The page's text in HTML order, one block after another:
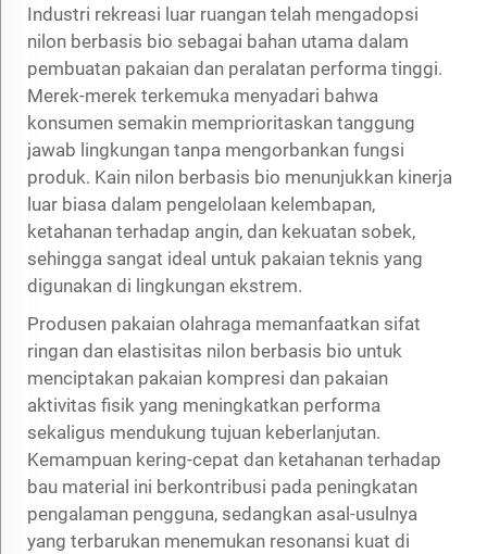
Industri rekreasi luar ruangan telah mengadopsi
nilon berbasis bio sebagai bahan utama dalam
pembuatan pakaian dan peralatan performa tinggi.
Merek-merek terkemuka menyadari bahwa
konsumen semakin memprioritaskan tanggung
jawab lingkungan tanpa mengorbankan fungsi
produk. Kain nilon berbasis bio menunjukkan kinerja
luar biasa dalam pengelolaan kelembapan,
ketahanan terhadap angin, dan kekuatan sobek,
sehingga sangat ideal untuk pakaian teknis yang
digunakan di lingkungan ekstrem.
Produsen pakaian olahraga memanfaatkan sifat
ringan dan elastisitas nilon berbasis bio untuk
menciptakan pakaian kompresi dan pakaian
aktivitas fisik yang meningkatkan performa
sekaligus mendukung tujuan keberlanjutan.
Kemampuan kering-cepat dan ketahanan terhadap
bau material ini berkontribusi pada peningkatan
pengalaman pengguna, sedangkan asal-usulnya
yang terbarukan menemukan resonansi kuat di